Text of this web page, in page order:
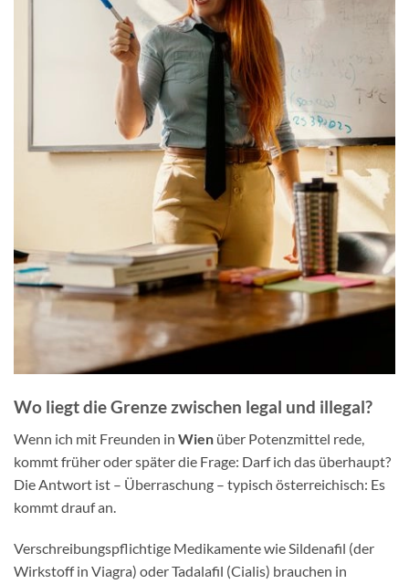
Wo liegt die Grenze zwischen legal und illegal?
Wenn ich mit Freunden in Wien über Potenzmittel rede,
kommt früher oder später die Frage: Darf ich das überhaupt?
Die Antwort ist – Überraschung – typisch österreichisch: Es
kommt drauf an.
Verschreibungspflichtige Medikamente wie Sildenafil (der
Wirkstoff in Viagra) oder Tadalafil (Cialis) brauchen in